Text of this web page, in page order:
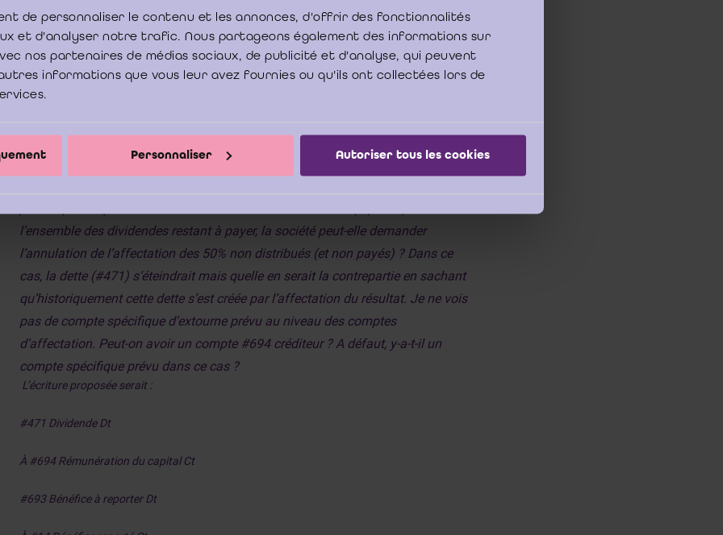
de personnaliser le contenu et les annonces, d'offrir des fonctionnalités
et d'analyser notre trafic. Nous partageons également des informations sur
nos partenaires de médias sociaux, de publicité et d'analyse, qui peuvent
informations que vous leur avez fournies ou qu'ils ont collectées lors de
Personnaliser Autoriser tous les cookies
est-il prérequis pour ces actionnaires sortants en sachant que le délai initial
d’un an est passé ?
Les actionnaires restants peuvent-ils attendre sans limite à des jours meilleurs
de dividende ?
l’ensemble des dividendes restant à payer, la société peut-elle demander
l’annulation de l’affectation des 50% non distribués (et non payés) ? Dans ce
cas, la dette (#471) s’éteindrait mais quelle en serait la contrepartie en sachant
qu’historiquement cette dette s’est créée par l’affectation du résultat. Je ne vois
pas de compte spécifique d’extourne prévu au niveau des comptes
d’affectation. Peut-on avoir un compte #694 créditeur ? A défaut, y-a-t-il un
compte spécifique prévu dans ce cas ?
L’écriture proposée serait :
#471 Dividende Dt
À #694 Rémunération du capital Ct
#693 Bénéfice à reporter Dt